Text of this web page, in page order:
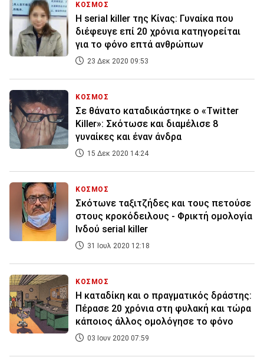
ΚΟΣΜΟΣ
Η serial killer της Κίνας: Γυναίκα που
διέφευγε επί 20 χρόνια κατηγορείται
για το φόνο επτά ανθρώπων
23 Δεκ 2020 09:53
ΚΟΣΜΟΣ
Σε θάνατο καταδικάστηκε ο «Twitter
Killer»: Σκότωσε και διαμέλισε 8
γυναίκες και έναν άνδρα
15 Δεκ 2020 14:24
ΚΟΣΜΟΣ
Σκότωνε ταξιτζήδες και τους πετούσε
στους κροκόδειλους - Φρικτή ομολογία
Ινδού serial killer
31 Ιουλ 2020 12:18
ΚΟΣΜΟΣ
Η καταδίκη και ο πραγματικός δράστης:
Πέρασε 20 χρόνια στη φυλακή και τώρα
κάποιος άλλος ομολόγησε το φόνο
03 Ιουν 2020 07:59